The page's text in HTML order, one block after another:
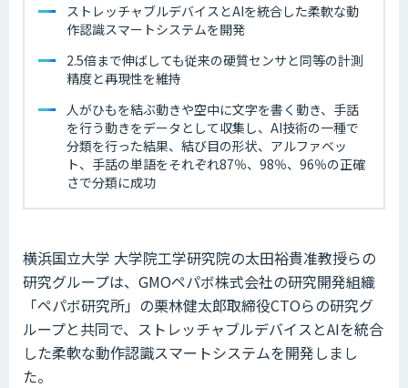
ストレッチャブルデバイスとAIを統合した柔軟な動
作認識スマートシステムを開発
2.5倍まで伸ばしても従来の硬質センサと同等の計測
精度と再現性を維持
人がひもを結ぶ動きや空中に文字を書く動き、手話
を行う動きをデータとして収集し、AI技術の一種で
分類を行った結果、結び目の形状、アルファベッ
ト、手話の単語をそれぞれ87％、98％、96％の正確
さで分類に成功
横浜国立大学 大学院工学研究院の太田裕貴准教授らの
研究グループは、GMOペパボ株式会社の研究開発組織
「ペパボ研究所」の栗林健太郎取締役CTOらの研究グ
ループと共同で、ストレッチャブルデバイスとAIを統合
した柔軟な動作認識スマートシステムを開発しまし
た。